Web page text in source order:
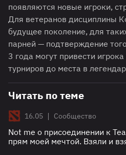
появляются новые игроки,
Для ветеранов дисциплины
будущее поколение, для
парней — подтверждение
3 года могут привести
турниров до места в
Читать по теме
16.05 | Сообщество
Not me о присоединении к
прям моей мечтой. Взяли и